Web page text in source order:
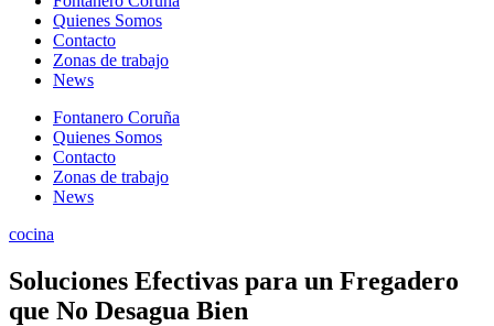
Quienes Somos
Contacto
Zonas de trabajo
News
Fontanero Coruña
Quienes Somos
Contacto
Zonas de trabajo
News
cocina
Soluciones Efectivas para un Fregadero
que No Desagua Bien